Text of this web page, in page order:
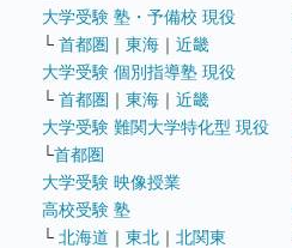
大学受験 塾・予備校 現役
└ 首都圏 ｜ 東海 ｜ 近畿
大学受験 個別指導塾 現役
└ 首都圏 ｜ 東海 ｜ 近畿
大学受験 難関大学特化型 現役
└首都圏
大学受験 映像授業
高校受験 塾
└ 北海道 ｜ 東北 ｜ 北関東